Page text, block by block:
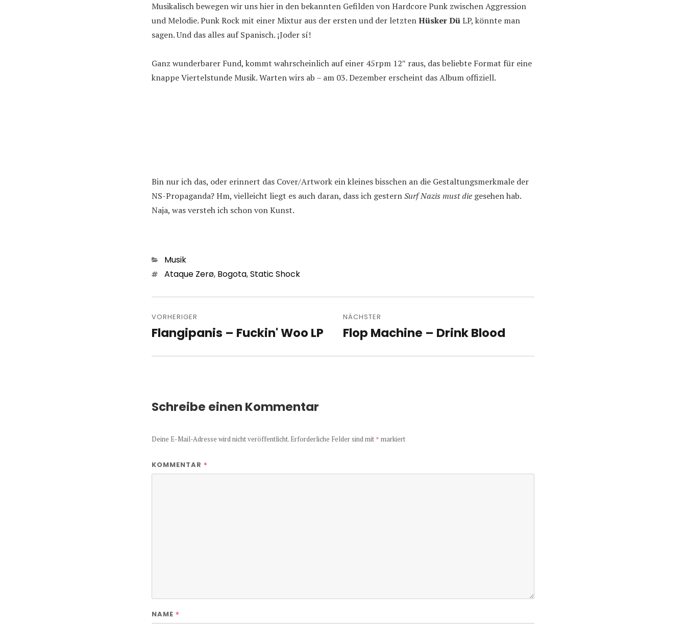
Musikalisch bewegen wir uns hier in den bekannten Gefilden von Hardcore Punk zwischen Aggression
und Melodie. Punk Rock mit einer Mixtur aus der ersten und der letztenHüsker DüLP, könnte man
sagen. Und das alles auf Spanisch. ¡Joder sí!
Ganz wunderbarer Fund, kommt wahrscheinlich auf einer 45rpm 12″ raus, das beliebte Format für eine
knappe Viertelstunde Musik. Warten wirs ab – am 03. Dezember erscheint das Album offiziell.
Bin nur ich das, oder erinnert das Cover/Artwork ein kleines bisschen an die Gestaltungsmerkmale der
NS-Propaganda? Hm, vielleicht liegt es auch daran, dass ich gesternSurf Nazis must die gesehen hab.
Naja, was versteh ich schon von Kunst.
Kategorien
Musik
Schlagwörter
Ataque Zerø, Bogota,Static Shock
VORHERIGER
Vorheriger
Flangipanis – Fuckin' Woo LP
NÄCHSTER
Nächster
Flop Machine – Drink Blood
Schreibe einen Kommentar
Deine E-Mail-Adresse wird nicht veröffentlicht. Erforderliche Felder sind mit * markiert
KOMMENTAR *
NAME *